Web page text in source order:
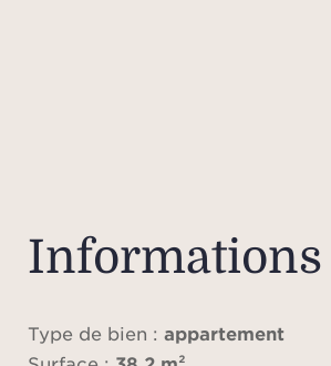
Informations
Type de bien : appartement